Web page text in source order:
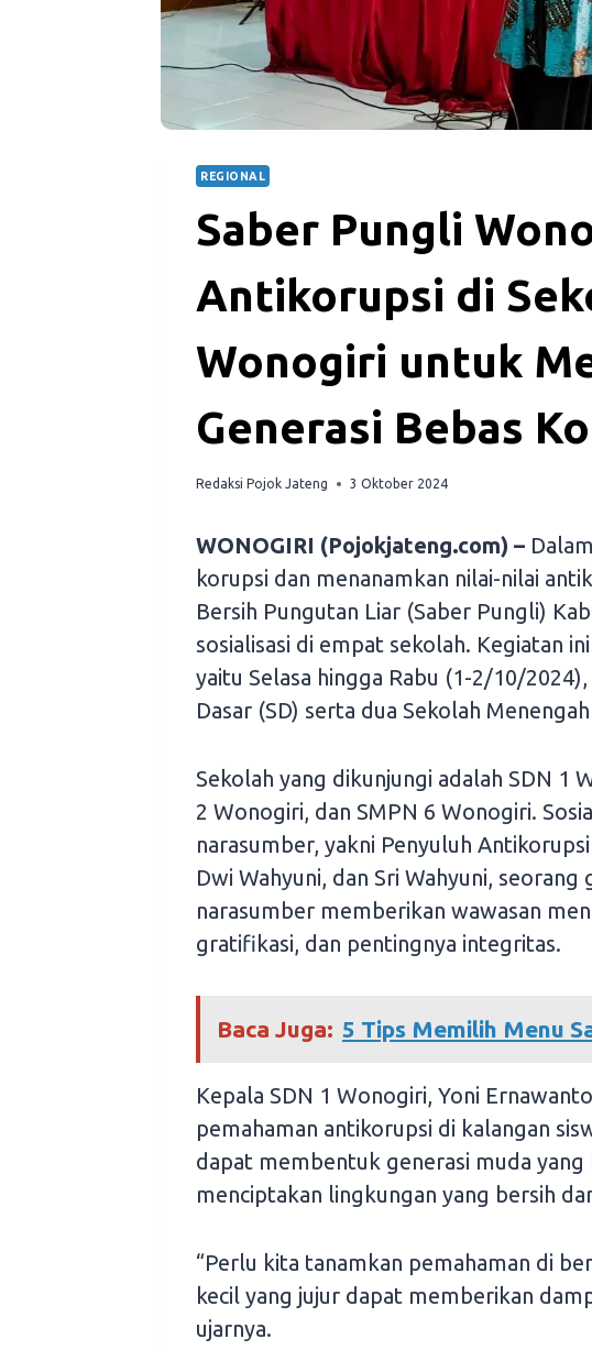
REGIONAL
Saber Pungli
Antikorupsi di
Wonogiri untuk
Generasi Bebas
Redaksi Pojok Jateng 3 Oktober 2024
WONOGIRI (Pojokjateng.com) –
korupsi dan menanamkan nilai-nilai
Bersih Pungutan Liar (Saber Pungli)
sosialisasi di empat sekolah. Kegiatan
yaitu Selasa hingga Rabu (1-2/10/
Dasar (SD) serta dua Sekolah
Sekolah yang dikunjungi adalah SDN 1
2 Wonogiri, dan SMPN 6 Wonogiri.
narasumber, yakni Penyuluh
Dwi Wahyuni, dan Sri Wahyuni,
narasumber memberikan wawasan
gratifikasi, dan pentingnya integritas.
Baca Juga: 5 Tips Memilih Menu
Kepala SDN 1 Wonogiri, Yoni
pemahaman antikorupsi di kalangan
dapat membentuk generasi muda
menciptakan lingkungan yang bersih
“Perlu kita tanamkan pemahaman di
kecil yang jujur dapat memberikan
ujarnya.